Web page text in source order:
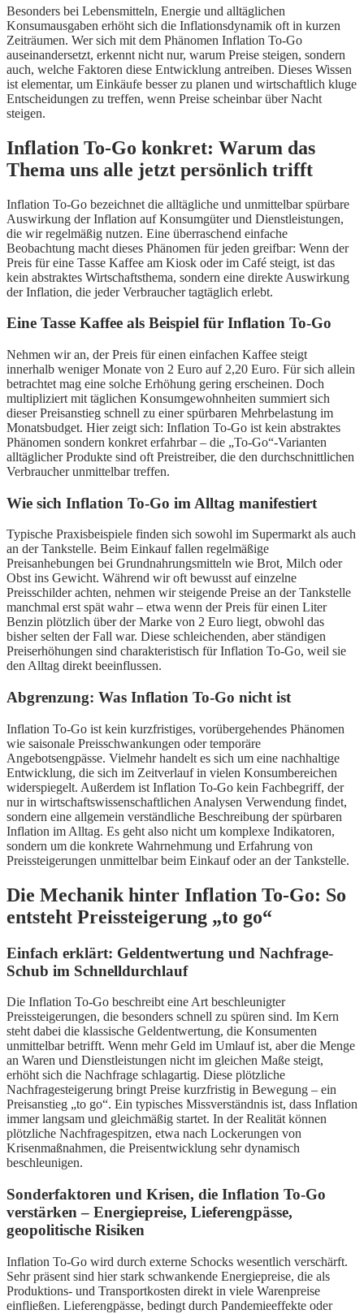
Besonders bei Lebensmitteln, Energie und alltäglichen
Konsumausgaben erhöht sich die Inflationsdynamik oft in kurzen
Zeiträumen. Wer sich mit dem Phänomen Inflation To-Go
auseinandersetzt, erkennt nicht nur, warum Preise steigen, sondern
auch, welche Faktoren diese Entwicklung antreiben. Dieses Wissen
ist elementar, um Einkäufe besser zu planen und wirtschaftlich kluge
Entscheidungen zu treffen, wenn Preise scheinbar über Nacht
steigen.
Inflation To-Go konkret: Warum das
Thema uns alle jetzt persönlich trifft
Inflation To-Go bezeichnet die alltägliche und unmittelbar spürbare
Auswirkung der Inflation auf Konsumgüter und Dienstleistungen,
die wir regelmäßig nutzen. Eine überraschend einfache
Beobachtung macht dieses Phänomen für jeden greifbar: Wenn der
Preis für eine Tasse Kaffee am Kiosk oder im Café steigt, ist das
kein abstraktes Wirtschaftsthema, sondern eine direkte Auswirkung
der Inflation, die jeder Verbraucher tagtäglich erlebt.
Eine Tasse Kaffee als Beispiel für Inflation To-Go
Nehmen wir an, der Preis für einen einfachen Kaffee steigt
innerhalb weniger Monate von 2 Euro auf 2,20 Euro. Für sich allein
betrachtet mag eine solche Erhöhung gering erscheinen. Doch
multipliziert mit täglichen Konsumgewohnheiten summiert sich
dieser Preisanstieg schnell zu einer spürbaren Mehrbelastung im
Monatsbudget. Hier zeigt sich: Inflation To-Go ist kein abstraktes
Phänomen sondern konkret erfahrbar – die „To-Go“-Varianten
alltäglicher Produkte sind oft Preistreiber, die den durchschnittlichen
Verbraucher unmittelbar treffen.
Wie sich Inflation To-Go im Alltag manifestiert
Typische Praxisbeispiele finden sich sowohl im Supermarkt als auch
an der Tankstelle. Beim Einkauf fallen regelmäßige
Preisanhebungen bei Grundnahrungsmitteln wie Brot, Milch oder
Obst ins Gewicht. Während wir oft bewusst auf einzelne
Preisschilder achten, nehmen wir steigende Preise an der Tankstelle
manchmal erst spät wahr – etwa wenn der Preis für einen Liter
Benzin plötzlich über der Marke von 2 Euro liegt, obwohl das
bisher selten der Fall war. Diese schleichenden, aber ständigen
Preiserhöhungen sind charakteristisch für Inflation To-Go, weil sie
den Alltag direkt beeinflussen.
Abgrenzung: Was Inflation To-Go nicht ist
Inflation To-Go ist kein kurzfristiges, vorübergehendes Phänomen
wie saisonale Preisschwankungen oder temporäre
Angebotsengpässe. Vielmehr handelt es sich um eine nachhaltige
Entwicklung, die sich im Zeitverlauf in vielen Konsumbereichen
widerspiegelt. Außerdem ist Inflation To-Go kein Fachbegriff, der
nur in wirtschaftswissenschaftlichen Analysen Verwendung findet,
sondern eine allgemein verständliche Beschreibung der spürbaren
Inflation im Alltag. Es geht also nicht um komplexe Indikatoren,
sondern um die konkrete Wahrnehmung und Erfahrung von
Preissteigerungen unmittelbar beim Einkauf oder an der Tankstelle.
Die Mechanik hinter Inflation To-Go: So
entsteht Preissteigerung „to go“
Einfach erklärt: Geldentwertung und Nachfrage-
Schub im Schnelldurchlauf
Die Inflation To-Go beschreibt eine Art beschleunigter
Preissteigerungen, die besonders schnell zu spüren sind. Im Kern
steht dabei die klassische Geldentwertung, die Konsumenten
unmittelbar betrifft. Wenn mehr Geld im Umlauf ist, aber die Menge
an Waren und Dienstleistungen nicht im gleichen Maße steigt,
erhöht sich die Nachfrage schlagartig. Diese plötzliche
Nachfragesteigerung bringt Preise kurzfristig in Bewegung – ein
Preisanstieg „to go“. Ein typisches Missverständnis ist, dass Inflation
immer langsam und gleichmäßig startet. In der Realität können
plötzliche Nachfragespitzen, etwa nach Lockerungen von
Krisenmaßnahmen, die Preisentwicklung sehr dynamisch
beschleunigen.
Sonderfaktoren und Krisen, die Inflation To-Go
verstärken – Energiepreise, Lieferengpässe,
geopolitische Risiken
Inflation To-Go wird durch externe Schocks wesentlich verschärft.
Sehr präsent sind hier stark schwankende Energiepreise, die als
Produktions- und Transportkosten direkt in viele Warenpreise
einfließen. Lieferengpässe, bedingt durch Pandemieeffekte oder